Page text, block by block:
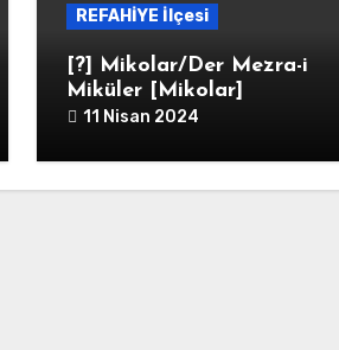
REFAHİYE İlçesi
[?] Mikolar/Der Mezra-i
Miküler [Mikolar]
11 Nisan 2024